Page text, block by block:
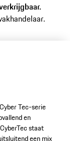
Tec-serie
en
staat
een mix